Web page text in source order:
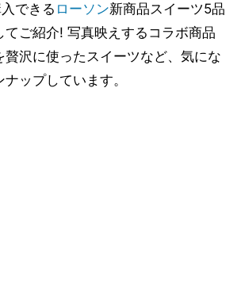
できる ローソン新商品スイーツ5品
てご紹介! 写真映えするコラボ商品
贅沢に使ったスイーツなど、気にな
ップしています。